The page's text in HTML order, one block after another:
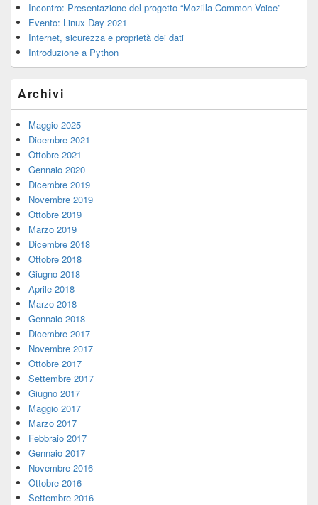
Incontro: Presentazione del progetto “Mozilla Common Voice”
Evento: Linux Day 2021
Internet, sicurezza e proprietà dei dati
Introduzione a Python
Archivi
Maggio 2025
Dicembre 2021
Ottobre 2021
Gennaio 2020
Dicembre 2019
Novembre 2019
Ottobre 2019
Marzo 2019
Dicembre 2018
Ottobre 2018
Giugno 2018
Aprile 2018
Marzo 2018
Gennaio 2018
Dicembre 2017
Novembre 2017
Ottobre 2017
Settembre 2017
Giugno 2017
Maggio 2017
Marzo 2017
Febbraio 2017
Gennaio 2017
Novembre 2016
Ottobre 2016
Settembre 2016